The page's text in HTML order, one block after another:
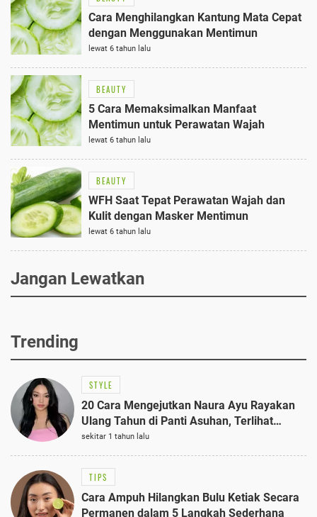
Cara Menghilangkan Kantung Mata Cepat
dengan Menggunakan Mentimun
lewat 6 tahun lalu
BEAUTY
5 Cara Memaksimalkan Manfaat
Mentimun untuk Perawatan Wajah
lewat 6 tahun lalu
BEAUTY
WFH Saat Tepat Perawatan Wajah dan
Kulit dengan Masker Mentimun
lewat 6 tahun lalu
Jangan Lewatkan
Trending
STYLE
20 Cara Mengejutkan Naura Ayu Rayakan
Ulang Tahun di Panti Asuhan, Terlihat
Anggun dengan Kaftan Cokelat
sekitar 1 tahun lalu
TIPS
Cara Ampuh Hilangkan Bulu Ketiak Secara
Permanen dalam 5 Langkah Sederhana